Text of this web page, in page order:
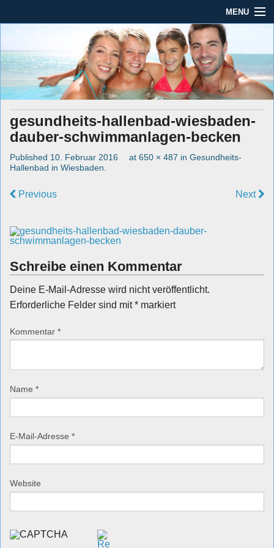
MENU
Dauber Schwimmanlagen GmbH
Leistungen
Service
Produkte
Impressum / Datenschutz
Dauber Schwimmanlagen
GmbH
Seit mehr als 45 Jahren im Rhein-Main-Gebiet
gesundheits-hallenbad-wiesbaden-
dauber-schwimmanlagen-becken
Published 10. Februar 2016 at 650 × 487 in Gesundheits-
Hallenbad in Wiesbaden
Previous Next
Schreibe einen Kommentar
Deine E-Mail-Adresse wird nicht veröffentlicht.
Erforderliche Felder sind mit* markiert
Kommentar *
Name *
E-Mail-Adresse *
Website